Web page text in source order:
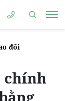
đổi
chính